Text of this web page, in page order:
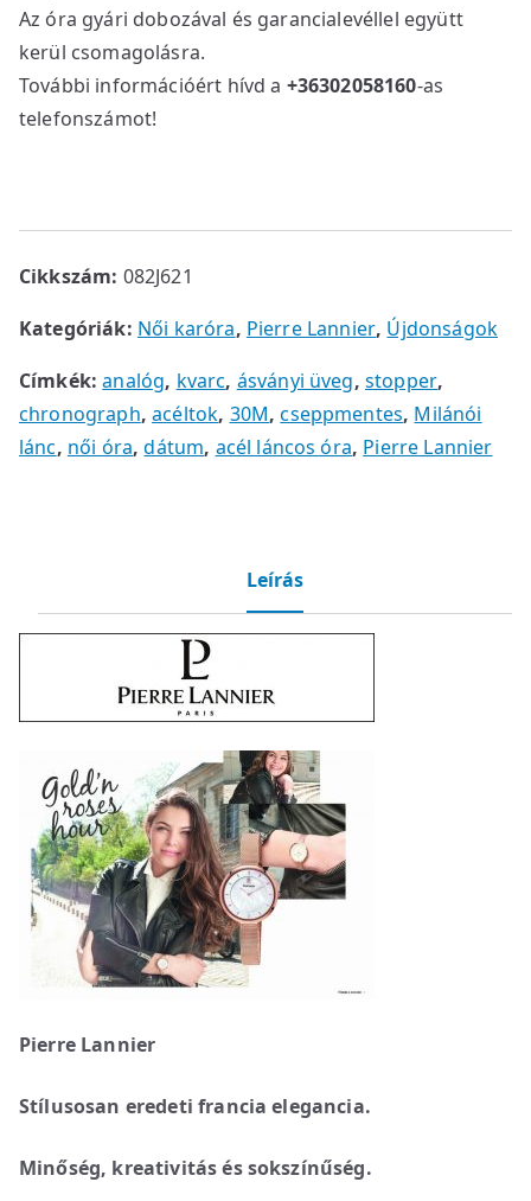
Az óra gyári dobozával és garancialevéllel együtt
kerül csomagolásra.
További információért hívd a +36302058160-as
telefonszámot!
Cikkszám: 082J621
Kategóriák: Női karóra, Pierre Lannier, Újdonságok
Címkék:analóg, kvarc, ásványi üveg, stopper,
chronograph,acéltok, 30M,cseppmentes, Milánói
lánc, női óra,dátum, acél láncos óra, Pierre Lannier
Leírás
Pierre Lannier
Stílusosan eredeti francia elegancia.
Minőség, kreativitás és sokszínűség.